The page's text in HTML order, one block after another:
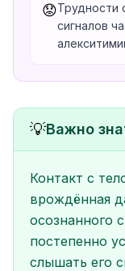
😟Трудности
сигналов
💡Важно
Контакт с
врождённая
осознанного
постепенно
слышать его